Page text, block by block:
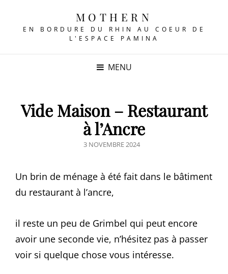
MOTHERN
EN BORDURE DU RHIN AU COEUR DE
L'ESPACE PAMINA
MENU
Vide Maison – Restaurant
à l’Ancre
POSTED
3 NOVEMBRE 2024
Un brin de ménage à été fait dans le bâtiment
du restaurant à l’ancre,
il reste un peu de Grimbel qui peut encore
avoir une seconde vie, n’hésitez pas à passer
voir si quelque chose vous intéresse.